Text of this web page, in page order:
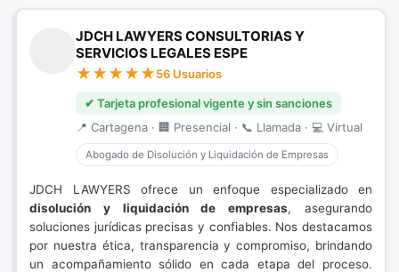
JDCH LAWYERS CONSULTORIAS Y
SERVICIOS LEGALES ESPE
56 Usuarios
✔ Tarjeta profesional vigente y sin sanciones
📍 Cartagena · 🏢 Presencial · 📞 Llamada · 💻 Virtual
Abogado de Disolución y Liquidación de Empresas
JDCH LAWYERS ofrece un enfoque especializado en
disolución y liquidación de empresas, asegurando
soluciones jurídicas precisas y confiables. Nos destacamos
por nuestra ética, transparencia y compromiso, brindando
un acompañamiento sólido en cada etapa del proceso.